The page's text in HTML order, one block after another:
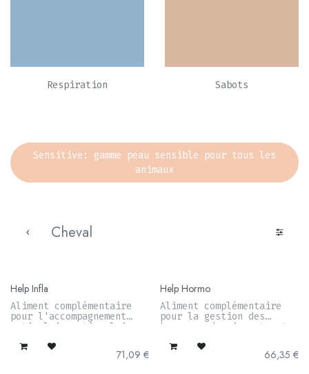
Respiration Sabots
Sensitive: gamme peau sensible pour tous les
animaux
Cheval
Help Infla
Aliment complémentaire
pour l'accompagnement
articulaire, tissulaire,
71,09 €
Help Hormo
Aliment complémentaire
pour la gestion des
hormones des juments et
66,35 €